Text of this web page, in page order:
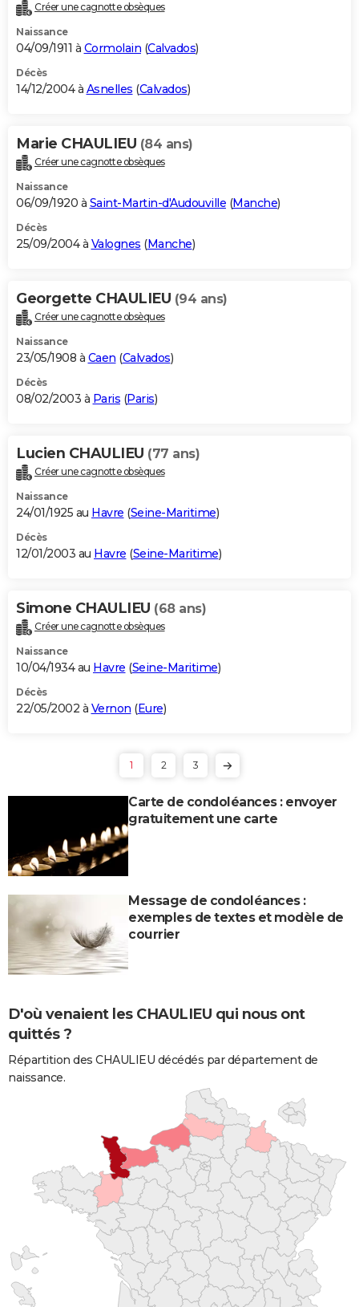
Créer une cagnotte obsèques
Naissance
04/09/1911 à Cormolain (Calvados)
Décès
14/12/2004 à Asnelles (Calvados)
Marie CHAULIEU (84 ans)
Créer une cagnotte obsèques
Naissance
06/09/1920 à Saint-Martin-d'Audouville (Manche)
Décès
25/09/2004 à Valognes (Manche)
Georgette CHAULIEU (94 ans)
Créer une cagnotte obsèques
Naissance
23/05/1908 à Caen (Calvados)
Décès
08/02/2003 à Paris (Paris)
Lucien CHAULIEU (77 ans)
Créer une cagnotte obsèques
Naissance
24/01/1925 au Havre (Seine-Maritime)
Décès
12/01/2003 au Havre (Seine-Maritime)
Simone CHAULIEU (68 ans)
Créer une cagnotte obsèques
Naissance
10/04/1934 au Havre (Seine-Maritime)
Décès
22/05/2002 à Vernon (Eure)
1 2 3
Carte de condoléances : envoyer
gratuitement une carte
Message de condoléances :
exemples de textes et modèle de
courrier
D'où venaient les CHAULIEU qui nous ont
quittés ?
Répartition des CHAULIEU décédés par département de
naissance.